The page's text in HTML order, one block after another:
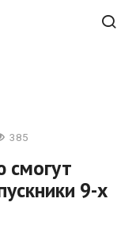
385
смогут
9-х